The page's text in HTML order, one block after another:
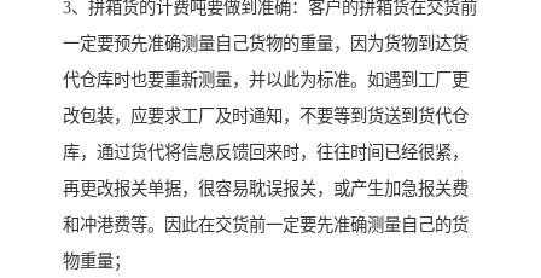
3、拼箱货的计费吨要做到准确：客户的拼箱货在交货前
一定要预先准确测量自己货物的重量，因为货物到达货
代仓库时也要重新测量，并以此为标准。如遇到工厂更
改包装，应要求工厂及时通知，不要等到货送到货代仓
库，通过货代将信息反馈回来时，往往时间已经很紧，
再更改报关单据，很容易耽误报关，或产生加急报关费
和冲港费等。因此在交货前一定要先准确测量自己的货
物重量；